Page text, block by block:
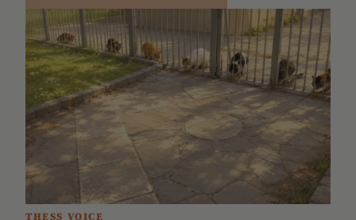
THESS VOICE